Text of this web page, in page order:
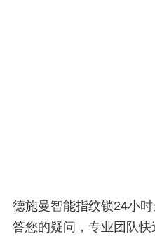
德施曼智能指纹锁24小
答您的疑问，专业团队快